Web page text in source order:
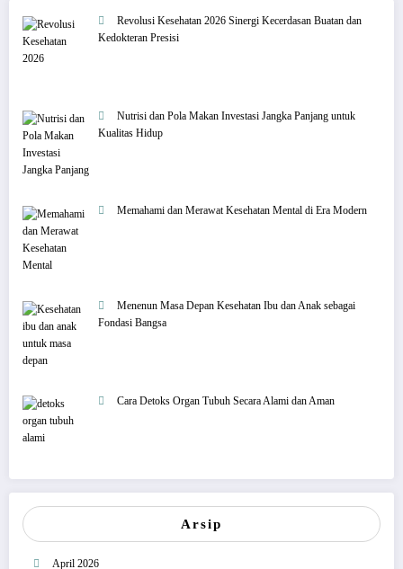
Revolusi Kesehatan 2026 Sinergi Kecerdasan Buatan dan
Kedokteran Presisi
Nutrisi dan Pola Makan Investasi Jangka Panjang untuk
Kualitas Hidup
Memahami dan Merawat Kesehatan Mental di Era Modern
Menenun Masa Depan Kesehatan Ibu dan Anak sebagai
Fondasi Bangsa
Cara Detoks Organ Tubuh Secara Alami dan Aman
Arsip
April 2026